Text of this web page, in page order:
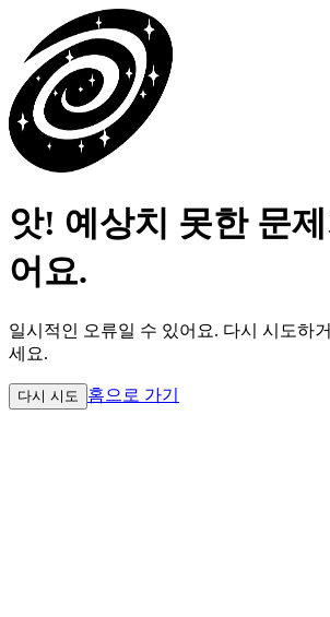
앗! 예상치 못한 문
어요.
일시적인 오류일 수 있어요. 다시 시도하
세요.
다시 시도 홈으로 가기